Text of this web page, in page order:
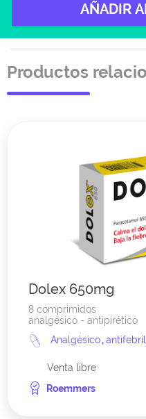
AÑADIR
Productos
Dolex 650mg
8 comprimidos
analgésico - antipirético
Analgésico,antifebril
Venta libre
Roemmers